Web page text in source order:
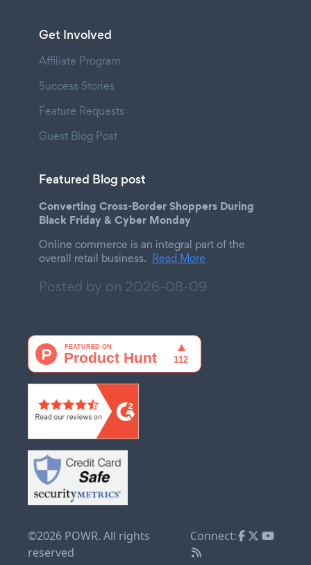
Get Involved
Affiliate Program
Success Stories
Feature Requests
Guest Blog Post
Featured Blog post
Converting Cross-Border Shoppers During
Black Friday & Cyber Monday
Online commerce is an integral part of the
overall retail business. Read More
Posted by on 2026-08-09
©2026 POWR. All rights
reserved
Connect: